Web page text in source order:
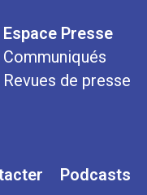
Espace Presse
Communiqués
Revues de presse
Podcasts